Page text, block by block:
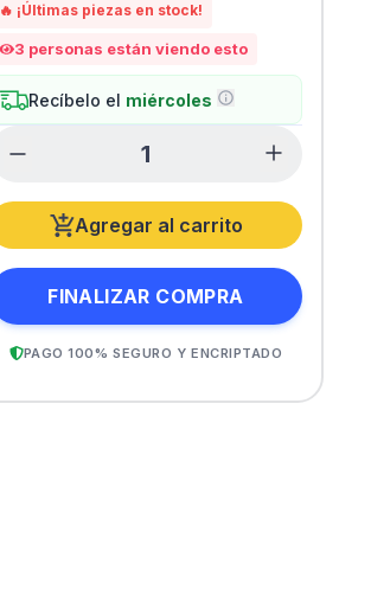
🔥 ¡Últimas piezas en stock!
3 personas están viendo esto
Recíbelo el miércoles
Agregar al carrito
FINALIZAR COMPRA
PAGO 100% SEGURO Y ENCRIPTADO